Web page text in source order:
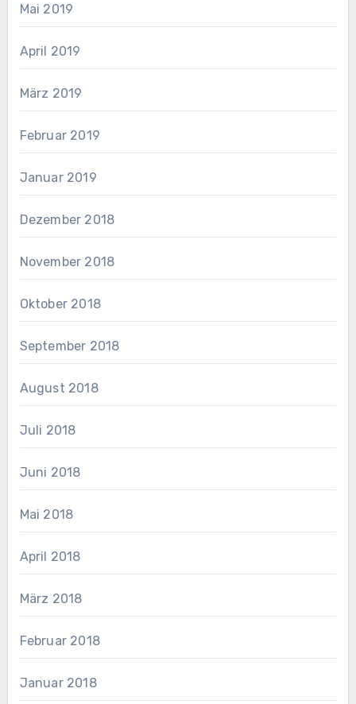
Mai 2019
April 2019
März 2019
Februar 2019
Januar 2019
Dezember 2018
November 2018
Oktober 2018
September 2018
August 2018
Juli 2018
Juni 2018
Mai 2018
April 2018
März 2018
Februar 2018
Januar 2018